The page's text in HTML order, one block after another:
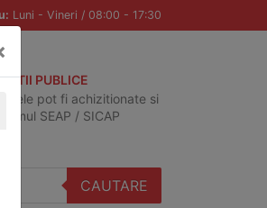
Luni - Vineri / 08:00 - 17:30
PUBLICE
pot fi achizitionate si
SEAP / SICAP
CAUTARE